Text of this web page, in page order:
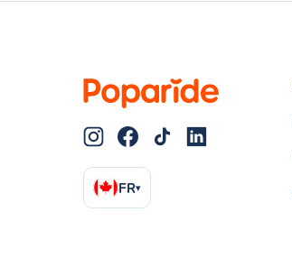
FR▾